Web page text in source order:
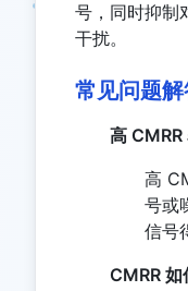
号，同时抑制
干扰。
常见问题
高 CMRR
高
号或
信号
CMRR